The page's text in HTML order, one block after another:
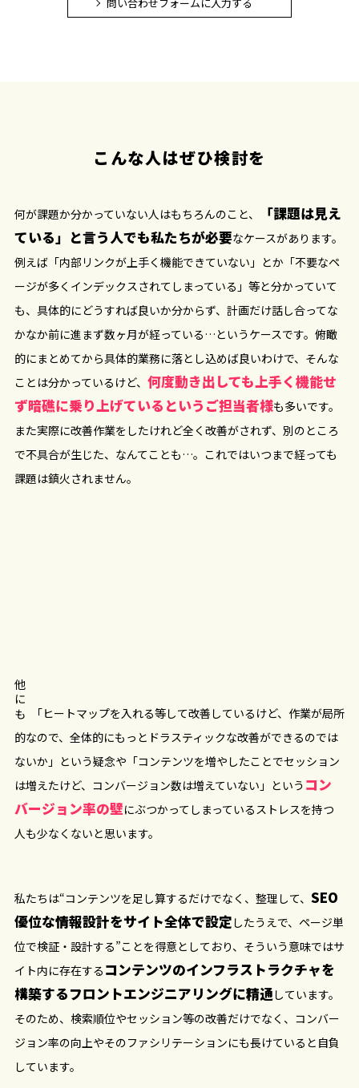
こんな人はぜひ検討を
何が課題か分かっていない人はもちろんのこと、
「課題は見え
ている」と言う人でも私たちが必要なケースがあります。
例えば「内部リンクが上手く機能できていない」とか「不要なペ
ージが多くインデックスされてしまっている」等と分かっていて
も、具体的にどうすれば良いか分からず、計画だけ話し合ってな
かなか前に進まず数ヶ月が経っている…というケースです。俯瞰
的にまとめてから具体的業務に落とし込めば良いわけで、そんな
ことは分かっているけど、 何度動き出しても上手く機能せ
ず暗礁に乗り上げているというご担当者様も多いです。
また実際に改善作業をしたけれど全く改善がされず、別のところ
で不具合が生じた、なんてことも…。これではいつまで経っても
課題は鎮火されません。
他にも
「ヒートマップを入れる等して改善しているけど、作業が局所
的なので、全体的にもっとドラスティックな改善ができるのでは
ないか」という疑念や「コンテンツを増やしたことでセッション
は増えたけど、コンバージョン数は増えていない」という コン
バージョン率の壁にぶつかってしまっているストレスを持つ
人も少なくないと思います。
私たちは“コンテンツを足し算するだけでなく、整理して、 SEO
優位な情報設計をサイト全体で設定 したうえで、ページ単
位で検証・設計する”ことを得意としており、そういう意味ではサ
イト内に存在する コンテンツのインフラストラクチャを
構築するフロントエンジニアリングに精通 しています。
そのため、検索順位やセッション等の改善だけでなく、コンバー
ジョン率の向上やそのファシリテーションにも長けていると自負
しています。